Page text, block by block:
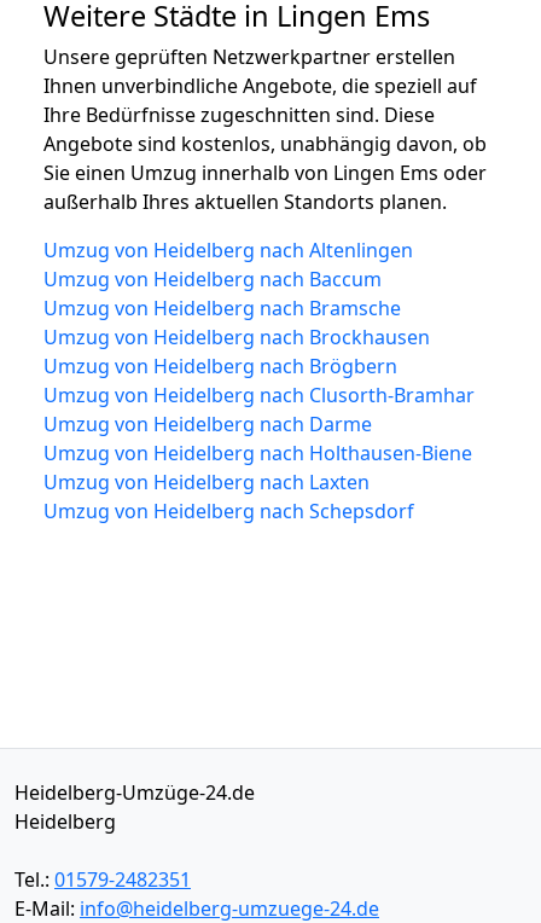
Weitere Städte in Lingen Ems
Unsere geprüften Netzwerkpartner erstellen
Ihnen unverbindliche Angebote, die speziell auf
Ihre Bedürfnisse zugeschnitten sind. Diese
Angebote sind kostenlos, unabhängig davon, ob
Sie einen Umzug innerhalb von Lingen Ems oder
außerhalb Ihres aktuellen Standorts planen.
Umzug von Heidelberg nach Altenlingen
Umzug von Heidelberg nach Baccum
Umzug von Heidelberg nach Bramsche
Umzug von Heidelberg nach Brockhausen
Umzug von Heidelberg nach Brögbern
Umzug von Heidelberg nach Clusorth-Bramhar
Umzug von Heidelberg nach Darme
Umzug von Heidelberg nach Holthausen-Biene
Umzug von Heidelberg nach Laxten
Umzug von Heidelberg nach Schepsdorf
Heidelberg-Umzüge-24.de
Heidelberg
Tel.: 01579-2482351
E-Mail: info@heidelberg-umzuege-24.de